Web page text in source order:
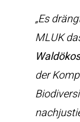
„Es
MLUK
der